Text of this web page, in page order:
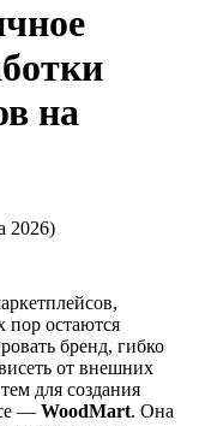
на
2026)
пор остаются
бренд, гибко
от внешних
для создания
— WoodMart. Она